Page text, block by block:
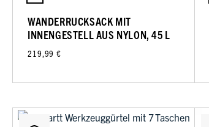
WANDERRUCKSACK MIT
INNENGESTELL AUS NYLON, 45 L
219,99 €